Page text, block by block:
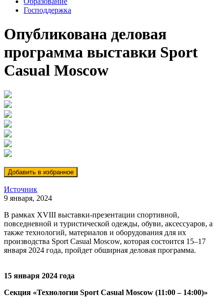
Господдержка
Опубликована деловая
программа выставки Sport
Casual Moscow
Источник
9 января, 2024
В рамках XVIII выставки-презентации спортивной,
повседневной и туристической одежды, обуви, аксессуаров, а
также технологий, материалов и оборудования для их
производства Sport Casual Moscow, которая состоится 15–17
января 2024 года, пройдет обширная деловая программа.
15 января 2024 года
Секция «Технологии Sport Casual Moscow (11:00 – 14:00)»